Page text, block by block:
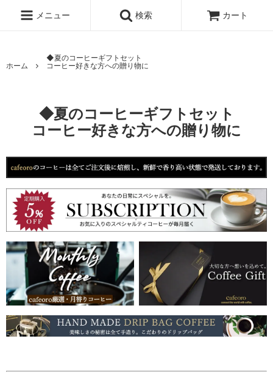
メニュー 検索 カート
ホーム
◆夏のコーヒーギフトセット
コーヒー好きな方への贈り物に
◆夏のコーヒーギフトセット
コーヒー好きな方への贈り物に